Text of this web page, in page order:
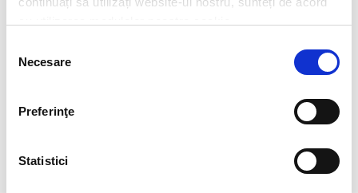
consimțământului
Necesare
Preferinţe
Statistici
Descoperă mai jos produsele McDonald’s ce au în